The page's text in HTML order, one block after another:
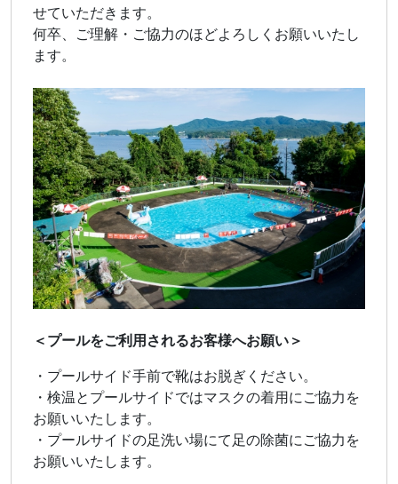
せていただきます。
何卒、ご理解・ご協力のほどよろしくお願いいたし
ます。
＜プールをご利用されるお客様へお願い＞
・プールサイド手前で靴はお脱ぎください。
・検温とプールサイドではマスクの着用にご協力を
お願いいたします。
・プールサイドの足洗い場にて足の除菌にご協力を
お願いいたします。